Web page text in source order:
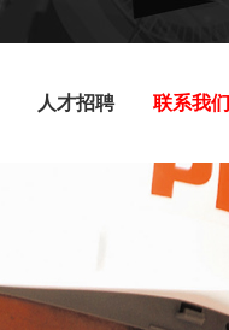
人才招聘 联系我们